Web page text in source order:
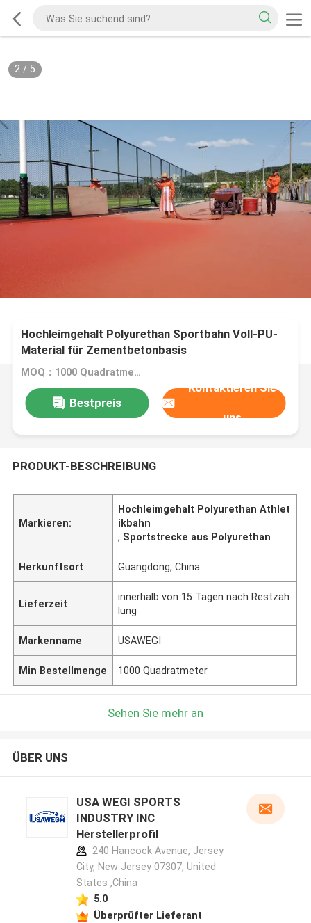
2/ 5
Hochleimgehalt Polyurethan Sportbahn Voll-PU-
Material für Zementbetonbasis
MOQ：1000 Quadratmeter
Bestpreis
Kontaktieren Sie
uns
PRODUKT-BESCHREIBUNG
Markieren:
Hochleimgehalt Polyurethan Athlet
ikbahn
, Sportstrecke aus Polyurethan
Herkunftsort Guangdong, China
Lieferzeit
innerhalb von 15 Tagen nach Restzah
lung
Markenname USAWEGI
Min Bestellmenge 1000 Quadratmeter
Sehen Sie mehr an
ÜBER UNS
USA WEGI SPORTS
INDUSTRY INC
Herstellerprofil
240 Hancock Avenue, Jersey
City, New Jersey 07307, United
States ,China
5.0
Überprüfter Lieferant